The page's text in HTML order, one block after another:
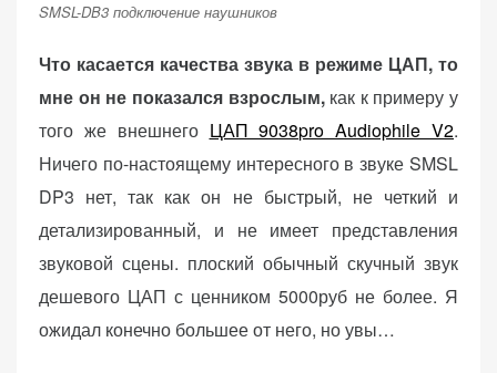
SMSL-DB3 подключение наушников
Что касается качества звука в режиме ЦАП, то
мне он не показался взрослым,как к примеру у
того же внешнего ЦАП 9038pro Audiophile V2.
Ничего по-настоящему интересного в звуке SMSL
DP3 нет, так как он не быстрый, не четкий и
детализированный, и не имеет представления
звуковой сцены. плоский обычный скучный звук
дешевого ЦАП с ценником 5000руб не более. Я
ожидал конечно большее от него, но увы…